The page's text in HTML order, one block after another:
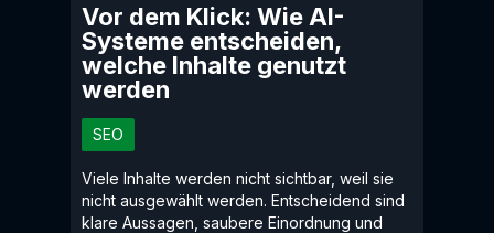
Vor dem Klick: Wie AI-
Systeme entscheiden,
welche Inhalte genutzt
werden
SEO
Viele Inhalte werden nicht sichtbar, weil sie
nicht ausgewählt werden. Entscheidend sind
klare Aussagen, saubere Einordnung und